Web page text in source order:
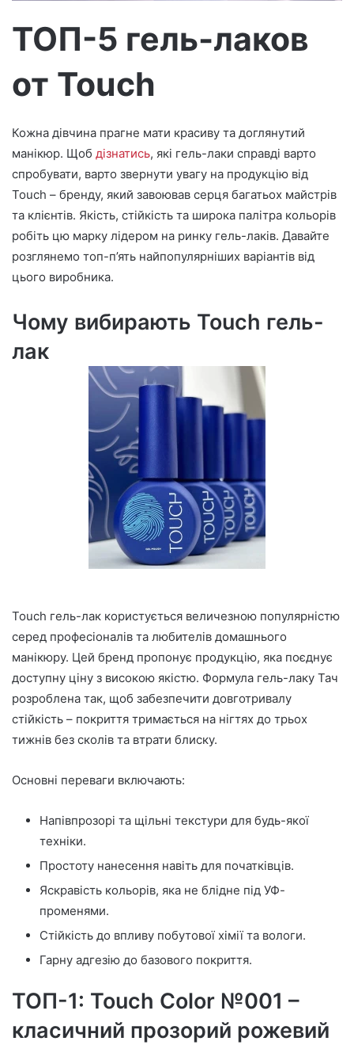
ТОП-5 гель-лаков
от Touch
Кожна дівчина прагне мати красиву та доглянутий
манікюр. Щоб дізнатись, які гель-лаки справді варто
спробувати, варто звернути увагу на продукцію від
Touch – бренду, який завоював серця багатьох майстрів
та клієнтів. Якість, стійкість та широка палітра кольорів
робіть цю марку лідером на ринку гель-лаків. Давайте
розглянемо топ-п’ять найпопулярніших варіантів від
цього виробника.
Чому вибирають Touch гель-
лак
Touch гель-лак користується величезною популярністю
серед професіоналів та любителів домашнього
манікюру. Цей бренд пропонує продукцію, яка поєднує
доступну ціну з високою якістю. Формула гель-лаку Тач
розроблена так, щоб забезпечити довготривалу
стійкість – покриття тримається на нігтях до трьох
тижнів без сколів та втрати блиску.
Основні переваги включають:
Напівпрозорі та щільні текстури для будь-якої
техніки.
Простоту нанесення навіть для початківців.
Яскравість кольорів, яка не блідне під УФ-
променями.
Стійкість до впливу побутової хімії та вологи.
Гарну адгезію до базового покриття.
ТОП-1: Touch Color №001 –
класичний прозорий рожевий